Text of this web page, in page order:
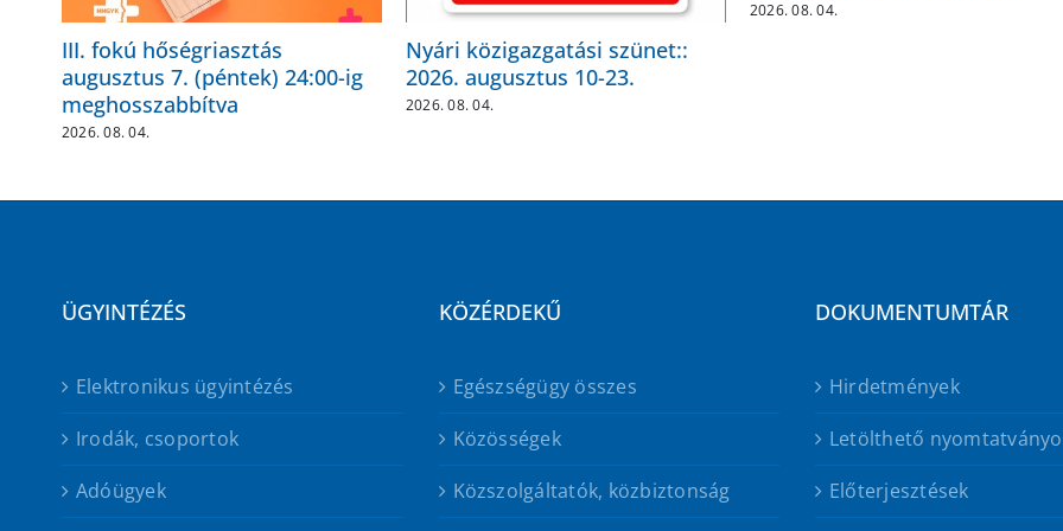
III. fokú hőségriasztás
augusztus 7. (péntek) 24:00-ig
meghosszabbítva
2026. 08. 04.
Nyári közigazgatási szünet::
2026. augusztus 10-23.
2026. 08. 04.
2026. 08. 04.
ÜGYINTÉZÉS
Elektronikus ügyintézés
Irodák, csoportok
Adóügyek
KÖZÉRDEKŰ
Egészségügy összes
Közösségek
Közszolgáltatók, közbiztonság
DOKUMENTUMTÁR
Hirdetmények
Letölthető
Előterjesztések